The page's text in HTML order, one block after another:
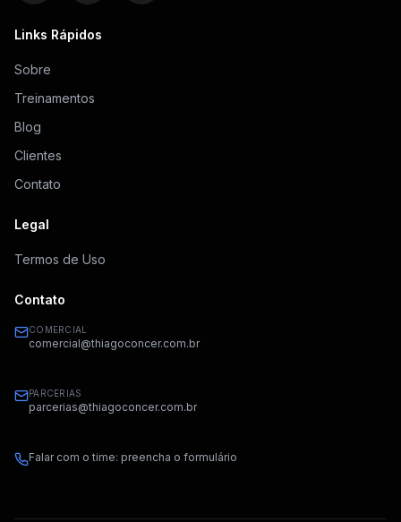
Links Rápidos
Sobre
Treinamentos
Blog
Clientes
Contato
Legal
Termos de Uso
Contato
COMERCIAL
comercial@thiagoconcer.com.br
PARCERIAS
parcerias@thiagoconcer.com.br
Falar com o time: preencha o formulário